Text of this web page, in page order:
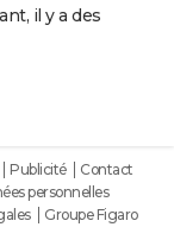
il y a des
Publicité
Contact
personnelles
Groupe Figaro